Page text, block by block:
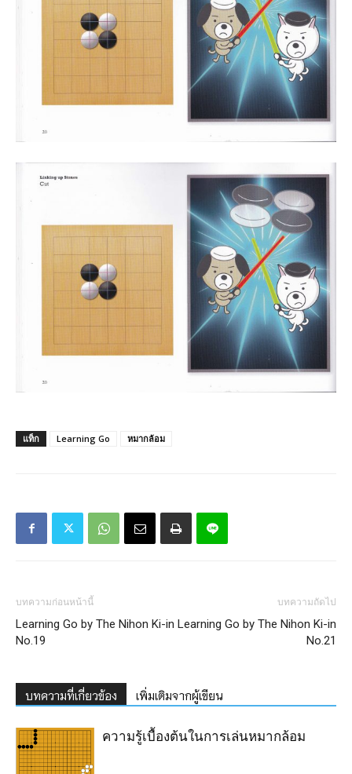
แท็ก Learning Go หมากล้อม
บทความก่อนหน้านี้
Learning Go by The Nihon Ki-in
No.19
บทความถัดไป
Learning Go by The Nihon Ki-in
No.21
บทความที่เกี่ยวข้อง เพิ่มเติมจากผู้เขียน
ความรู้เบื้องต้นในการเล่นหมากล้อม